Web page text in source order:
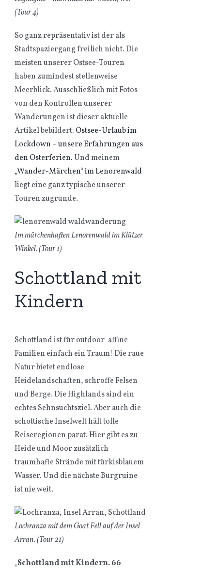
(Tour 4)
So ganz repräsentativ ist der als
Stadtspaziergang freilich nicht. Die
meisten unserer Ostsee-Touren
haben zumindest stellenweise
Meerblick. Ausschließlich mit Fotos
von den Kontrollen unserer
Wanderungen ist dieser aktuelle
Artikel bebildert: Ostsee-Urlaub im
Lockdown – unsere Erfahrungen aus
den Osterferien. Und meinem
„Wander-Märchen“ im Lenorenwald
liegt eine ganz typische unserer
Touren zugrunde.
Im märchenhaften Lenorenwald im Klützer
Winkel. (Tour 1)
Schottland mit
Kindern
Schottland ist für outdoor-affine
Familien einfach ein Traum! Die raue
Natur bietet endlose
Heidelandschaften, schroffe Felsen
und Berge. Die Highlands sind ein
echtes Sehnsuchtsziel. Aber auch die
schottische Inselwelt hält tolle
Reiseregionen parat. Hier gibt es zu
Heide und Moor zusätzlich
traumhafte Strände mit türkisblauem
Wasser. Und die nächste Burgruine
ist nie weit.
Lochranza mit dem Goat Fell auf der Insel
Arran. (Tour 21)
„Schottland mit Kindern. 66